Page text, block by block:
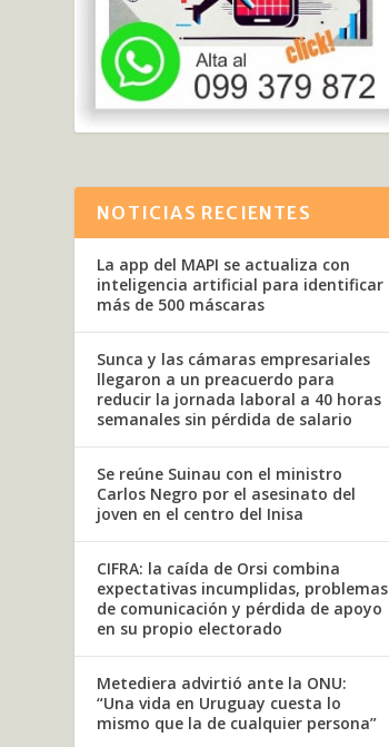
NOTICIAS RECIENTES
La app del MAPI se actualiza con
inteligencia artificial para identificar
más de 500 máscaras
Sunca y las cámaras empresariales
llegaron a un preacuerdo para
reducir la jornada laboral a 40 horas
semanales sin pérdida de salario
Se reúne Suinau con el ministro
Carlos Negro por el asesinato del
joven en el centro del Inisa
CIFRA: la caída de Orsi combina
expectativas incumplidas, problemas
de comunicación y pérdida de apoyo
en su propio electorado
Metediera advirtió ante la ONU:
“Una vida en Uruguay cuesta lo
mismo que la de cualquier persona”